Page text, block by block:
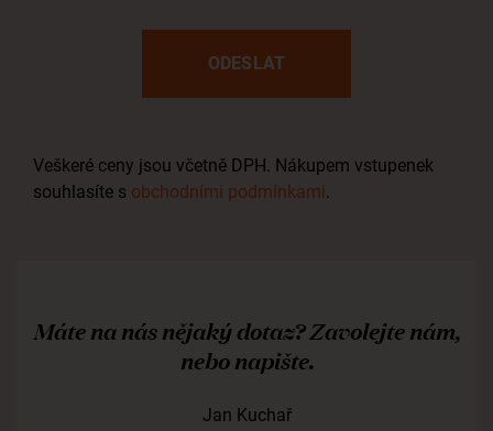
Veškeré ceny jsou včetně DPH. Nákupem vstupenek
souhlasíte s obchodními podmínkami.
Máte na nás nějaký dotaz? Zavolejte nám,
nebo napište.
Jan Kuchař